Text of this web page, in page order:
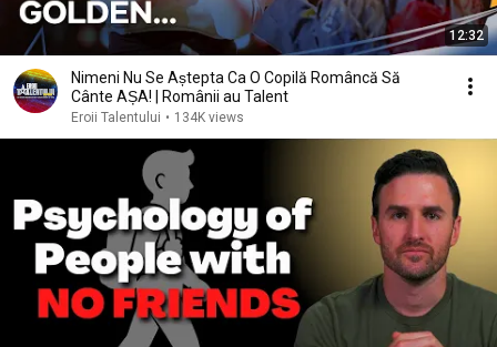
12:32
Nimeni Nu Se Aștepta Ca O Copilă Româncă Să
Cânte AȘA! | Românii au Talent
Eroii Talentului • 134K views